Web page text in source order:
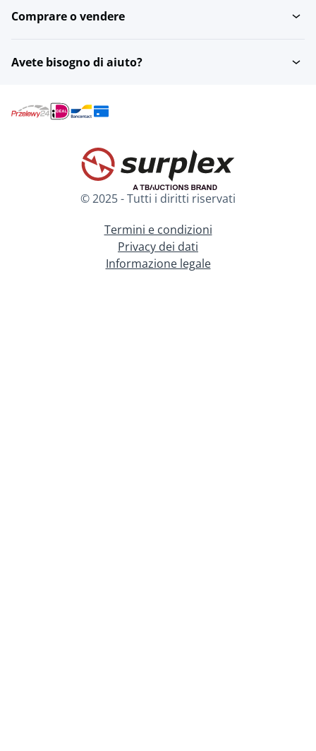
Comprare o vendere
Avete bisogno di aiuto?
© 2025 - Tutti i diritti riservati
Termini e condizioni
Privacy dei dati
Informazione legale